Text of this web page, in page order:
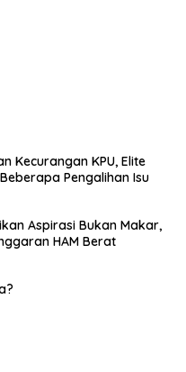
Kecurangan KPU, Elite
Pengalihan Isu
Aspirasi Bukan Makar,
HAM Berat